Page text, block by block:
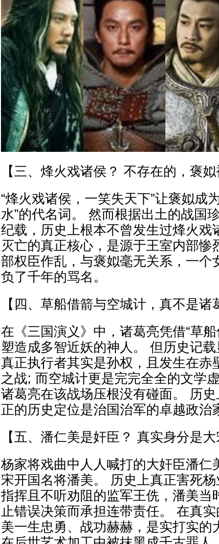
【三、烽火戏诸侯？ 不存在的，褒
“烽火戏诸侯，一笑失天下”让褒姒成
水”的代名词。 然而根据出土的战国
纪载，历史上根本不曾发生过烽火戏
灭亡的真正核心，是源于王室内部惨
部权臣作乱，与褒姒毫无关系，一个
负了千年的骂名。
【四、草船借箭与空城计，真不是诸
在《三国演义》中，诸葛亮凭借“草船
塑造成多智近妖的神人。 但历史记
真正执行者其实是孙权，且发生在赤
之战; 而空城计更是完完全全的文学
诸葛亮在该战场压根没有碰面。 历
正的历史定位是治国治军的卓越政治
【五、潘仁美是奸臣？ 真实身分是
杨家将戏曲中人人喊打的大奸臣潘仁
宋开国名将潘美。 历史上真正害死
指挥且不听劝阻的监军王侁，潘美当
止错误决策而承担连带责任。 在真
美一生忠勇、战功赫赫，是实打实的